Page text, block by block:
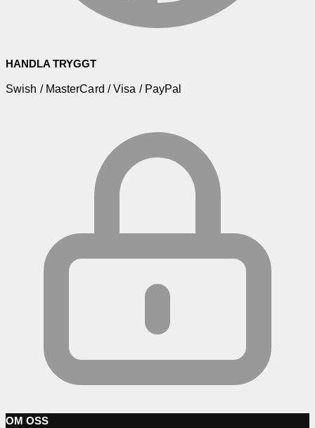
HANDLA TRYGGT
Swish / MasterCard / Visa / PayPal
OM OSS